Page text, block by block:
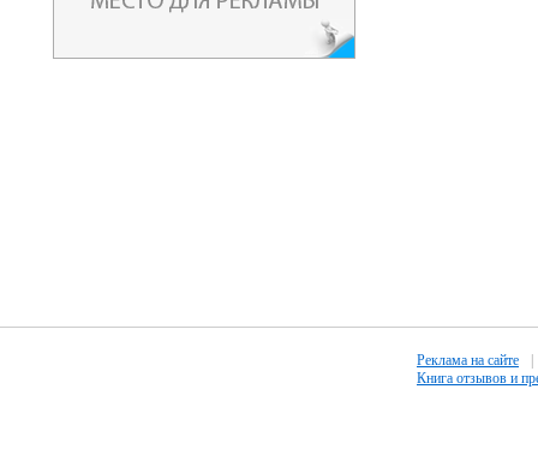
Реклама на сайте
Книга отзывов и